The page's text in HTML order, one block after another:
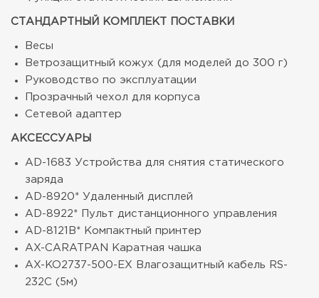
СТАНДАРТНЫЙ КОМПЛЕКТ ПОСТАВКИ
Весы
Ветрозащитный кожух (для моделей до 300 г)
Руководство по эксплуатации
Прозрачный чехол для корпуса
Сетевой адаптер
АКСЕССУАРЫ
AD-1683 Устройства для снятия статического
заряда
AD-8920* Удаленный дисплей
AD-8922* Пульт дистанционного управления
AD-8121B* Компактный принтер
AX-CARATPAN Каратная чашка
AX-KO2737-500-EX Влагозащитный кабель RS-
232C (5м)